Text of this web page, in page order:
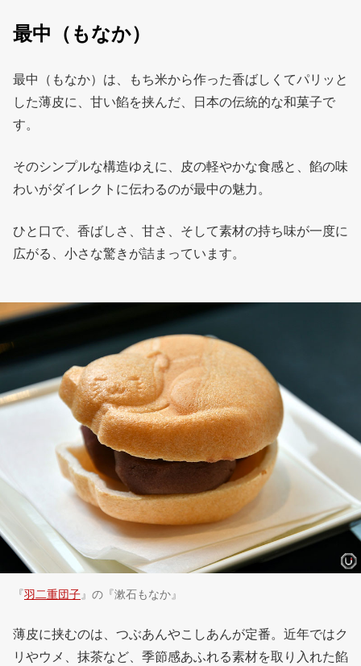
最中（もなか）
最中（もなか）は、もち米から作った香ばしくてパリッと
した薄皮に、甘い餡を挟んだ、日本の伝統的な和菓子で
す。
そのシンプルな構造ゆえに、皮の軽やかな食感と、餡の味
わいがダイレクトに伝わるのが最中の魅力。
ひと口で、香ばしさ、甘さ、そして素材の持ち味が一度に
広がる、小さな驚きが詰まっています。
『羽二重団子』の『漱石もなか』
薄皮に挟むのは、つぶあんやこしあんが定番。近年ではク
リやウメ、抹茶など、季節感あふれる素材を取り入れた餡